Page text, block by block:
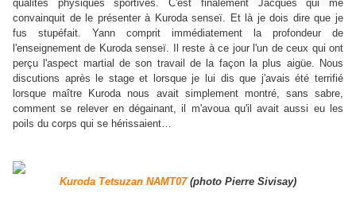
qualités physiques sportives. C'est finalement Jacques qui me
convainquit de le présenter à Kuroda senseï. Et là je dois dire que je
fus stupéfait. Yann comprit immédiatement la profondeur de
l'enseignement de Kuroda senseï. Il reste à ce jour l'un de ceux qui ont
perçu l'aspect martial de son travail de la façon la plus aigüe. Nous
discutions après le stage et lorsque je lui dis que j'avais été terrifié
lorsque maître Kuroda nous avait simplement montré, sans sabre,
comment se relever en dégainant, il m'avoua qu'il avait aussi eu les
poils du corps qui se hérissaient…
Kuroda Tetsuzan NAMT07(photo Pierre Sivisay)